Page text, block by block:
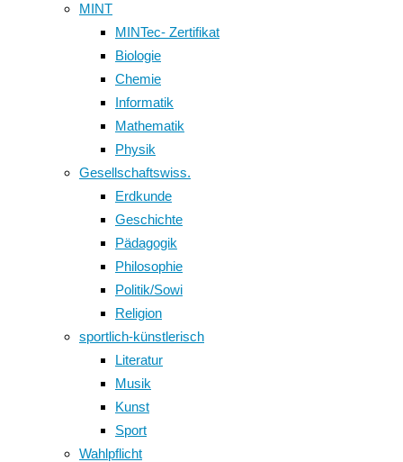
MINT
MINTec- Zertifikat
Biologie
Chemie
Informatik
Mathematik
Physik
Gesellschaftswiss.
Erdkunde
Geschichte
Pädagogik
Philosophie
Politik/Sowi
Religion
sportlich-künstlerisch
Literatur
Musik
Kunst
Sport
Wahlpflicht